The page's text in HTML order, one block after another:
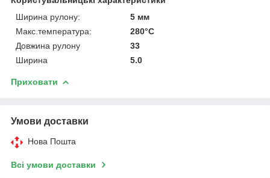
Ширина рулону:
5 мм
Макс.температура:
280°С
Довжина рулону
33
Ширина
5.0
Приховати
Умови доставки
Нова Пошта
Всі умови доставки